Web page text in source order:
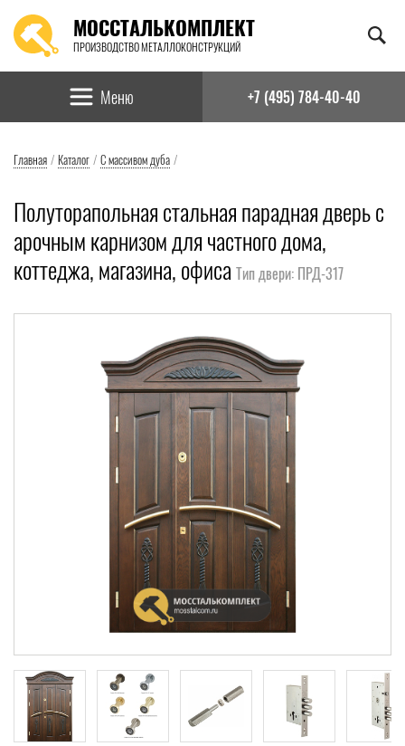
МОССТАЛЬКОМПЛЕКТ
ПРОИЗВОДСТВО МЕТАЛЛОКОНСТРУКЦИЙ
Найти:
Меню +7 (495) 784-40-40
Главная / Каталог / С массивом дуба /
Полуторапольная стальная парадная дверь с
арочным карнизом для частного дома,
коттеджа, магазина, офиса Тип двери: ПРД-317